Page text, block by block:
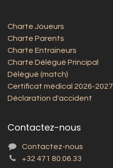
Charte Joueurs
Charte Parents
Charte Entraineurs
Charte Délégué Principal
Délégué (match)
Certificat médical 2026-2027
Déclaration d'accident
Contactez-nous
Contactez-nous
+32 471 80.06.33